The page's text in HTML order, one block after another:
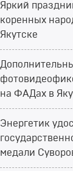
Яркий
коренных
Якутске
на ФАДах в
Энергетик
медали